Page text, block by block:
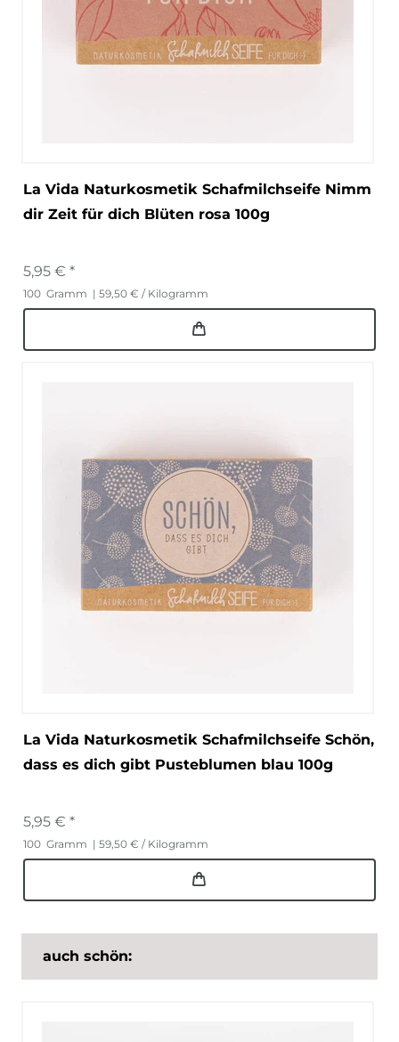
La Vida Naturkosmetik Schafmilchseife Nimm
dir Zeit für dich Blüten rosa 100g
5,95 € *
100 Gramm | 59,50 € / Kilogramm
La Vida Naturkosmetik Schafmilchseife Schön,
dass es dich gibt Pusteblumen blau 100g
5,95 € *
100 Gramm | 59,50 € / Kilogramm
auch schön: